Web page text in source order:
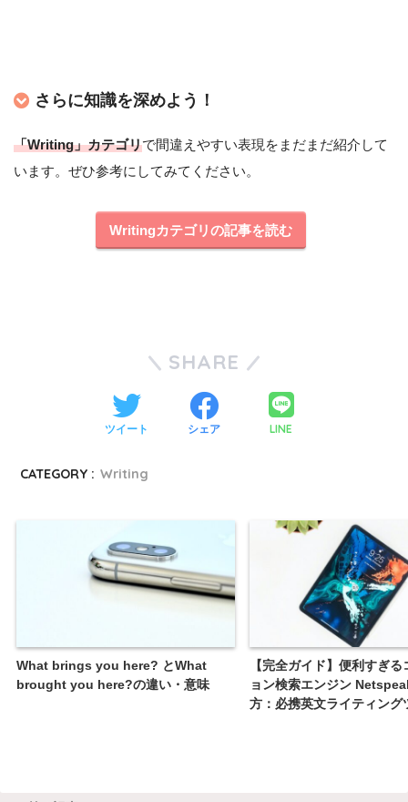
さらに知識を深めよう！
「Writing」カテゴリで間違えやすい表現をまだまだ紹介して
います。ぜひ参考にしてみてください。
Writingカテゴリの記事を読む
SHARE
ツイート シェア LINE
CATEGORY : Writing
What brings you here? とWhat
brought you here?の違い・意味
【完全ガイド】便利すぎ
ョン検索エンジン
方：必携英文ライティング